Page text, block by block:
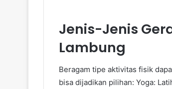
Jenis-Jenis
Lambung
Beragam tipe aktivitas fisik
bisa dijadikan pilihan: Yoga: